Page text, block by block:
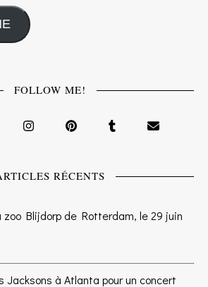
FOLLOW ME!
RÉCENTS
zoo Blijdorp de Rotterdam, le 29 juin
Jacksons à Atlanta pour un concert